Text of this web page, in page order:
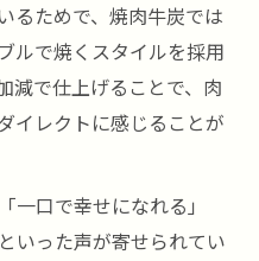
るためで、焼肉牛炭では
ルで焼くスタイルを採用
減で仕上げることで、肉
イレクトに感じることが
一口で幸せになれる」
いった声が寄せられてい